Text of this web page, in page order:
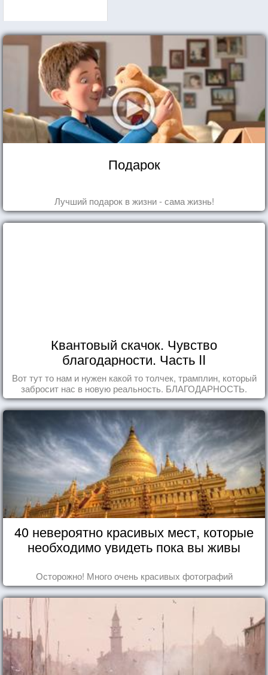
Подарок
Лучший подарок в жизни - сама жизнь!
Квантовый скачок. Чувство
благодарности. Часть II
Вот тут то нам и нужен какой то толчек, трамплин, который
забросит нас в новую реальность. БЛАГОДАРНОСТЬ.
40 невероятно красивых мест, которые
необходимо увидеть пока вы живы
Осторожно! Много очень красивых фотографий